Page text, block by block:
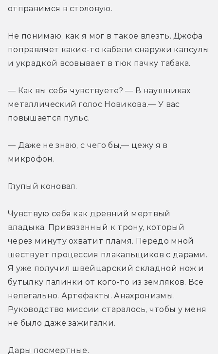
отправимся в столовую.
Не понимаю, как я мог в такое влезть. Джофа
поправляет какие-то кабели снаружи капсулы
и украдкой всовывает в тюк пачку табака.
— Как вы себя чувствуете? — В наушниках
металлический голос Новикова.— У вас
повышается пульс.
— Даже не знаю, с чего бы,— цежу я в
микрофон.
Глупый коновал.
Чувствую себя как древний мертвый
владыка. Привязанный к трону, который
через минуту охватит пламя. Передо мной
шествует процессия плакальщиков с дарами.
Я уже получил швейцарский складной нож и
бутылку палинки от кого-то из земляков. Все
нелегально. Артефакты. Анахронизмы.
Руководство миссии старалось, чтобы у меня
не было даже зажигалки.
Дары посмертные.